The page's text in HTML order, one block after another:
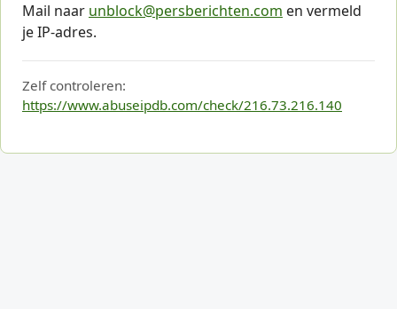
Mail naar unblock@persberichten.com en vermeld
je IP-adres.
Zelf controleren:
https://www.abuseipdb.com/check/216.73.216.140